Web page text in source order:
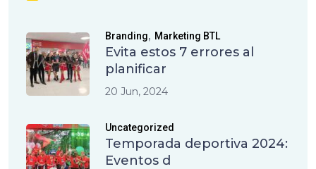
Branding, Marketing BTL
Evita estos 7 errores al
planificar
20 Jun, 2024
Uncategorized
Temporada deportiva 2024:
Eventos d